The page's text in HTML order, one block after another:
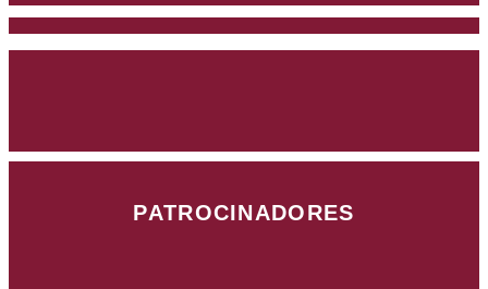
PATROCINADORES